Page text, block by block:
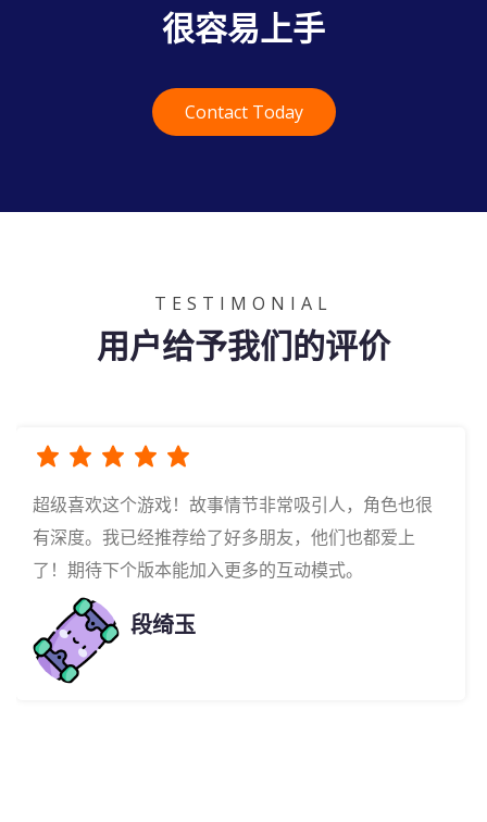
三国谋略：智者藏身，谁能寻得？
三国神将传：装备捐献成公会之魂
三国无双6：探寻连招奥秘
很容易上手
Contact Today
TESTIMONIAL
用户给予我们的评价
超级喜欢这个游戏！故事情节非常吸引人，角色也很
有深度。我已经推荐给了好多朋友，他们也都爱上
了！期待下个版本能加入更多的互动模式。
段绮玉